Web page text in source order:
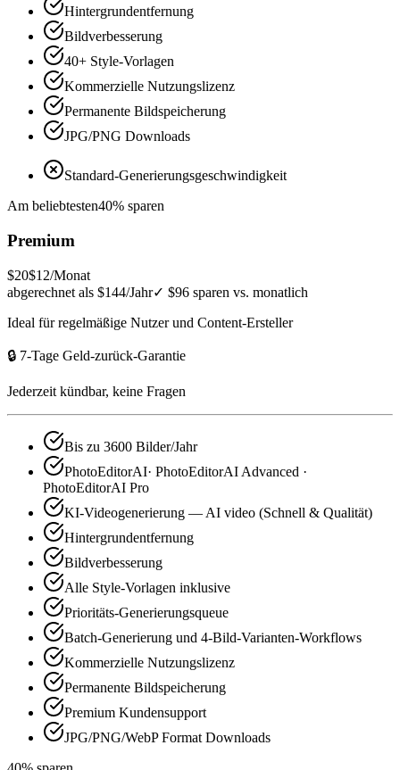
Hintergrundentfernung
Bildverbesserung
40+ Style-Vorlagen
Kommerzielle Nutzungslizenz
Permanente Bildspeicherung
JPG/PNG Downloads
Standard-Generierungsgeschwindigkeit
Am beliebtesten40% sparen
Premium
$20$12/Monat
abgerechnet als $144/Jahr✓ $96 sparen vs. monatlich
Ideal für regelmäßige Nutzer und Content-Ersteller
🔒 7-Tage Geld-zurück-Garantie
Jederzeit kündbar, keine Fragen
Bis zu 3600 Bilder/Jahr
PhotoEditorAI· PhotoEditorAI Advanced ·
PhotoEditorAI Pro
KI-Videogenerierung — AI video (Schnell & Qualität)
Hintergrundentfernung
Bildverbesserung
Alle Style-Vorlagen inklusive
Prioritäts-Generierungsqueue
Batch-Generierung und 4-Bild-Varianten-Workflows
Kommerzielle Nutzungslizenz
Permanente Bildspeicherung
Premium Kundensupport
JPG/PNG/WebP Format Downloads